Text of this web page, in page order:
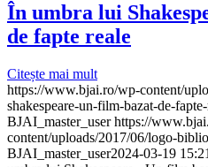
În umbra lui
de fapte reale
Citește mai mult
https://www.bjai.ro/wp-content/
shakespeare-un-film-bazat-de-
BJAI_master_user https://
content/uploads/2017/06/logo-
BJAI_master_user2024-03-19